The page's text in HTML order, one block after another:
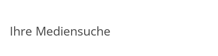
Ihre Mediensuche